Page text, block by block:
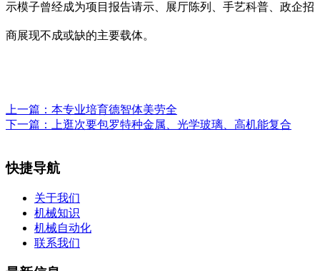
示模子曾经成为项目报告请示、展厅陈列、手艺科普、政企招
商展现不成或缺的主要载体。
上一篇： 本专业培育德智体美劳全
下一篇：
上逛次要包罗特种金属、光学玻璃、高机能复合
快捷导航
关于我们
机械知识
机械自动化
联系我们